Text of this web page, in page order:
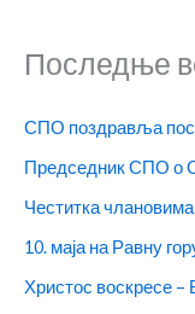
Последње
СПО поздравља
Председник СПО о
Честитка
10. маја на Равну
Христос воскресе –